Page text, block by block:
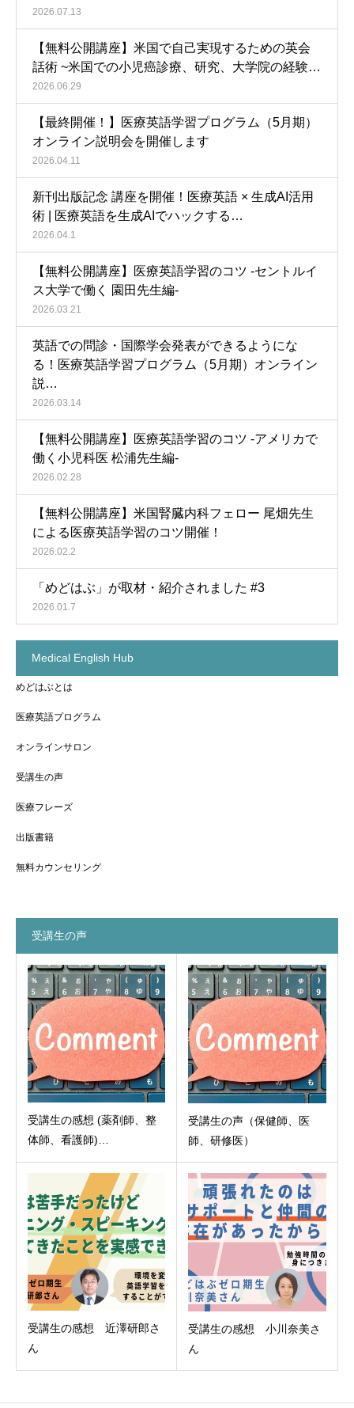
2026.07.13
【無料公開講座】米国で自己実現するための英会
話術 ~米国での小児癌診療、研究、大学院の経験…
2026.06.29
【最終開催！】医療英語学習プログラム（5月期）
オンライン説明会を開催します
2026.04.11
新刊出版記念 講座を開催！医療英語 × 生成AI活用
術 | 医療英語を生成AIでハックする…
2026.04.1
【無料公開講座】医療英語学習のコツ -セントルイ
ス大学で働く 園田先生編-
2026.03.21
英語での問診・国際学会発表ができるようにな
る！医療英語学習プログラム（5月期）オンライン
説…
2026.03.14
【無料公開講座】医療英語学習のコツ -アメリカで
働く小児科医 松浦先生編-
2026.02.28
【無料公開講座】米国腎臓内科フェロー 尾畑先生
による医療英語学習のコツ開催！
2026.02.2
「めどはぶ」が取材・紹介されました #3
2026.01.7
Medical English Hub
めどはぶとは
医療英語プログラム
オンラインサロン
受講生の声
医療フレーズ
出版書籍
無料カウンセリング
受講生の声
受講生の感想 (薬剤師、整
体師、看護師)…
受講生の声（保健師、医
師、研修医）
受講生の感想 近澤研郎さ
ん
受講生の感想 小川奈美さ
ん